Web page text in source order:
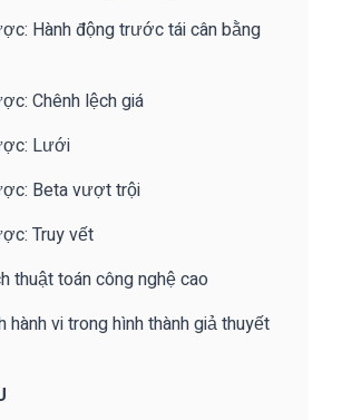
Hành động trước tái cân bằng
Chênh lệch giá
Lưới
Beta vượt trội
Truy vết
thuật toán công nghệ cao
hành vi trong hình thành giả thuyết